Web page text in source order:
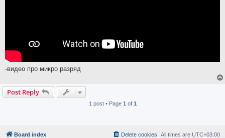
-видео про микро разряд
Post Reply
1 post • Page 1 of 1
Board index All times are UTC+03:00
Delete cookies